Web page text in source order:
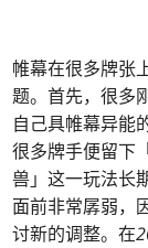
帷幕在很多牌张
题。首先，很多
自己具帷幕异能
很多牌手便留下
兽」这一玩法长
面前非常孱弱，
讨新的调整。在